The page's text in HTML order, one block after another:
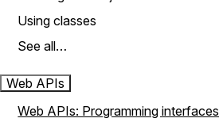
Using classes
See all…
Web APIs
Web APIs: Programming interfaces